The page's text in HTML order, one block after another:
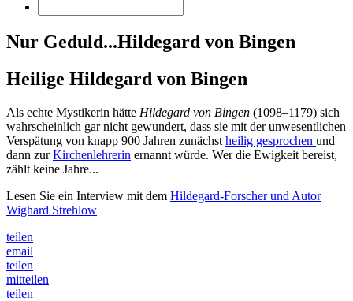
Nur Geduld...Hildegard von Bingen
Heilige Hildegard von Bingen
Als echte Mystikerin hätte Hildegard von Bingen (1098–1179) sich
wahrscheinlich gar nicht gewundert, dass sie mit der unwesentlichen
Verspätung von knapp 900 Jahren zunächst heilig gesprochen und
dann zurKirchenlehrerin ernannt würde. Wer die Ewigkeit bereist,
zählt keine Jahre...
Lesen Sie ein Interview mit dem Hildegard-Forscher und Autor
Wighard Strehlow
teilen
email
teilen
mitteilen
teilen